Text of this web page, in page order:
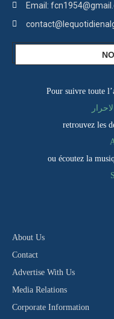
Email:
Pour suivre toute
retrouvez les
ou écoutez la
About Us
Contact
Advertise With Us
Media Relations
Corporate Information